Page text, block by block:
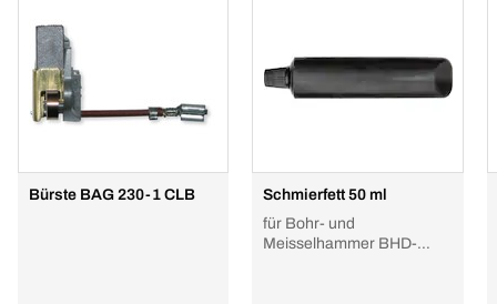
Bürste BAG 230-1 CLB
Schmierfett 50 ml
für Bohr- und
Meisselhammer BHD-